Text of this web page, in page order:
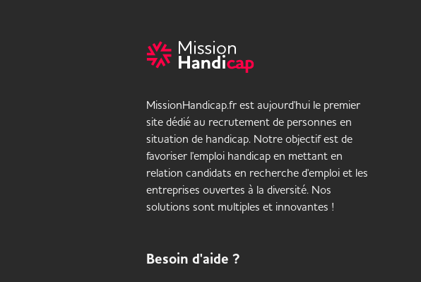
MissionHandicap.fr est aujourd'hui le premier
site dédié au recrutement de personnes en
situation de handicap. Notre objectif est de
favoriser l'emploi handicap en mettant en
relation candidats en recherche d'emploi et les
entreprises ouvertes à la diversité. Nos
solutions sont multiples et innovantes !
Besoin d'aide ?